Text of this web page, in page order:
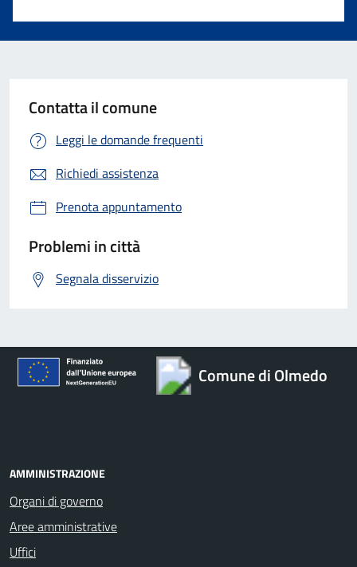
Contatta il comune
Leggi le domande frequenti
Richiedi assistenza
Prenota appuntamento
Problemi in città
Segnala disservizio
Comune di Olmedo
AMMINISTRAZIONE
Organi di governo
Aree amministrative
Uffici